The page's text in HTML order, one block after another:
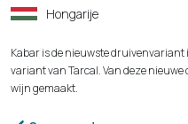
Hongarije
Kabar is de nieuwste druivenvariant
variant van Tarcal. Van deze
wijn gemaakt.